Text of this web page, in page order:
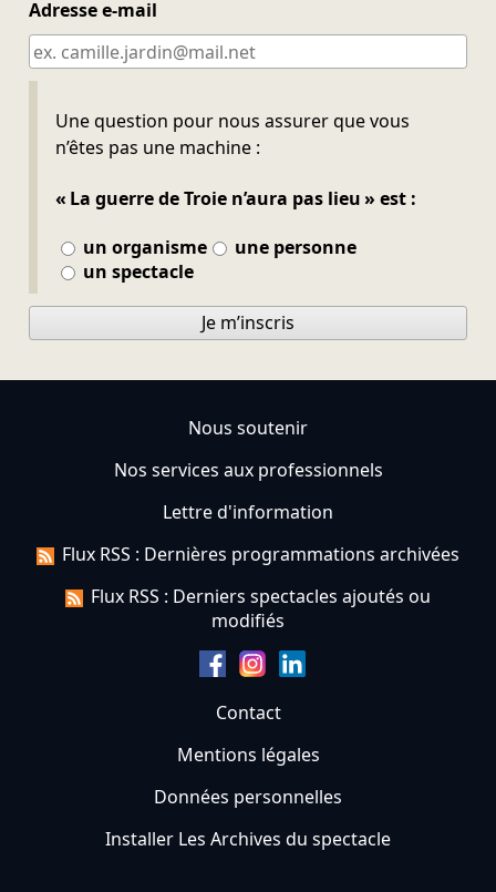
Adresse e-mail
Une question pour nous assurer que vous
n’êtes pas une machine :
« La guerre de Troie n’aura pas lieu » est :
un organisme
une personne
un spectacle
Ne pas remplir
Je m’inscris
Nous soutenir
Nos services aux professionnels
Lettre d'information
Flux RSS : Dernières programmations archivées
Flux RSS : Derniers spectacles ajoutés ou
modifiés
Contact
Mentions légales
Données personnelles
Installer Les Archives du spectacle